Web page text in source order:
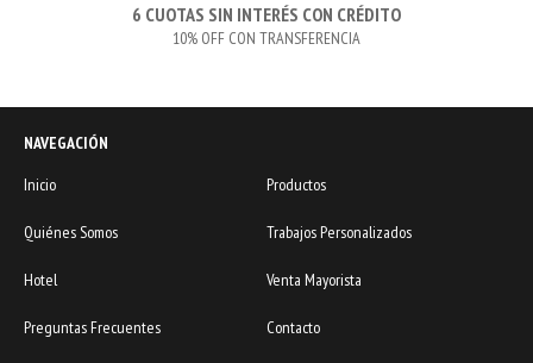
6 CUOTAS SIN INTERÉS CON CRÉDITO
10% OFF CON TRANSFERENCIA
NAVEGACIÓN
Inicio
Productos
Quiénes Somos Trabajos Personalizados
Hotel Venta Mayorista
Preguntas Frecuentes Contacto